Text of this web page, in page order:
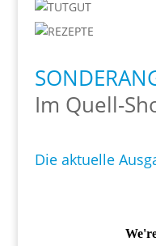
Im Quell-
Die aktuelle